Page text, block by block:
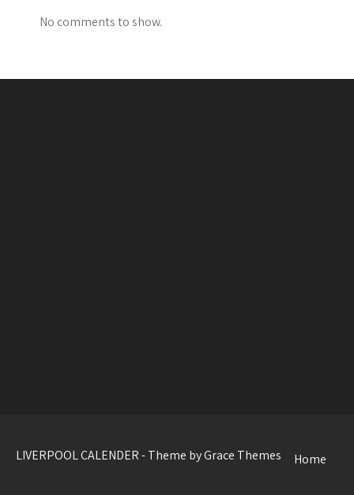
No comments to show.
LIVERPOOL CALENDER - Theme by Grace Themes Home